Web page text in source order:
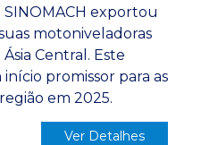
exportou
motoniveladoras
Central. Este
promissor para as
em 2025.
Ver Detalhes